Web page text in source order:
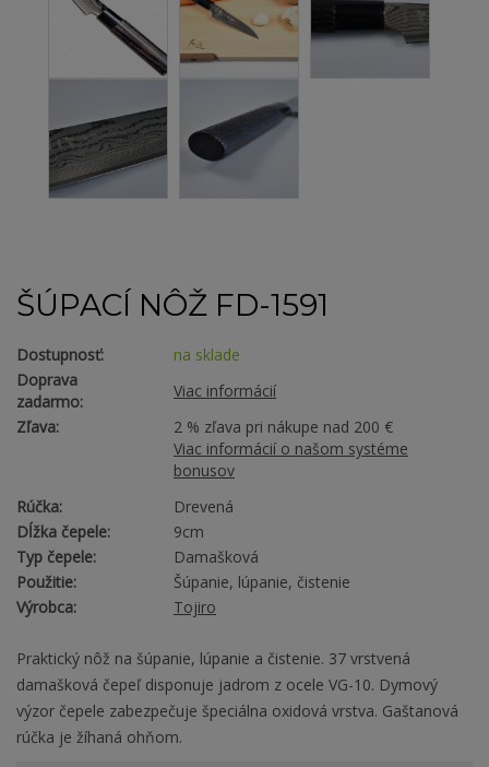
ŠÚPACÍ NÔŽ FD-1591
Dostupnosť:
na sklade
Doprava
zadarmo:
Viac informácií
Zľava:
2 % zľava pri nákupe nad 200 €
Viac informácií o našom systéme
bonusov
Rúčka:
Drevená
Dĺžka čepele:
9cm
Typ čepele:
Damašková
Použitie:
Šúpanie, lúpanie, čistenie
Výrobca:
Tojiro
Praktický nôž na šúpanie, lúpanie a čistenie. 37 vrstvená
damašková čepeľ disponuje jadrom z ocele VG-10. Dymový
výzor čepele zabezpečuje špeciálna oxidová vrstva. Gaštanová
rúčka je žíhaná ohňom.